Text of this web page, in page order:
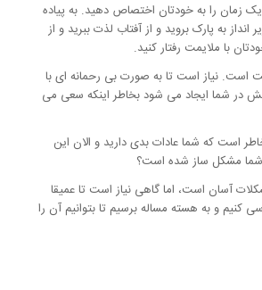
زمان را به خودتان اختصاص دهید. به پیاده
انداز به پارک بروید و از آفتاب لذت ببرید و از
با ملایمت رفتار کنید.
نیاز است تا به صورت بی رحمانه ای با
در شما ایجاد می شود بخاطر اینکه سعی می
است که شما عادات بدی دارید و الان این
شما مشکل ساز شده است؟
آسان است، اما گاهی نیاز است تا عمیقا
کنیم و به هسته مساله برسیم تا بتوانیم آن را